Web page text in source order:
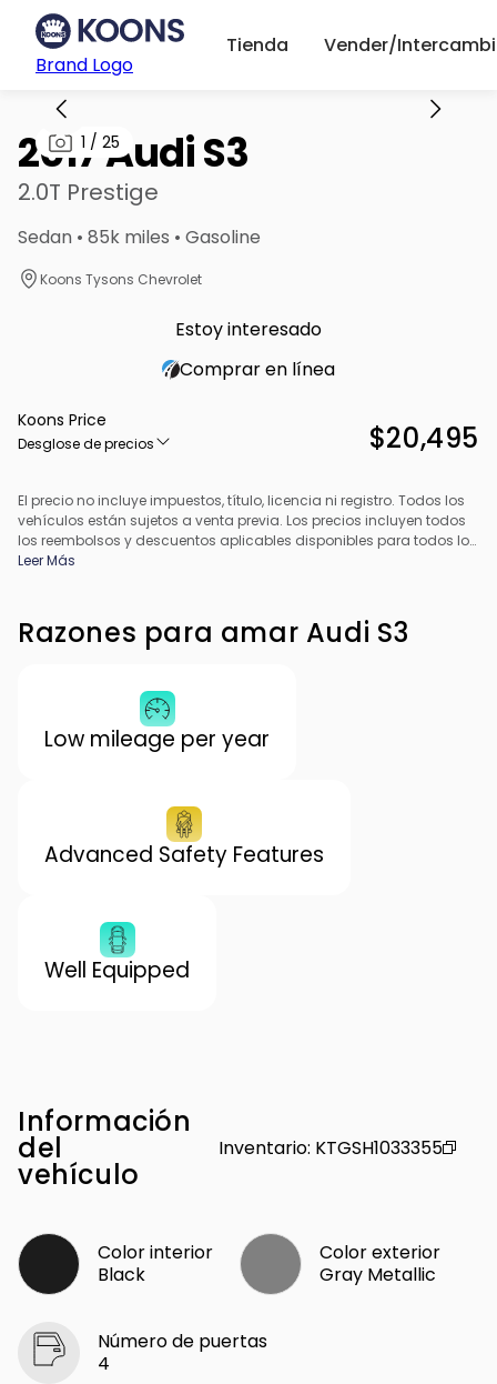
Brand Logo
Tienda Vender/
1 / 25
2017 Audi S3
2.0T Prestige
Sedan • 85k miles • Gasoline
Koons Tysons Chevrolet
Estoy interesado
Comprar en línea
Koons Price
Desglose de precios $20,495
El precio no incluye impuestos, título, licencia ni registro. Todos los
vehículos están sujetos a venta previa. Los precios incluyen todos
los reembolsos y descuentos aplicables disponibles para todos los
consumidores; pueden aplicarse reembolsos adicionales. Es
de procesamiento del concesionario. El precio real del
concesionario puede variar.
Leer Más
Razones para amar Audi S3
Low mileage per year
Advanced Safety Features
Well Equipped
Información
del
vehículo
Inventario: KTGSH1033355
Color interior
Black
Color exterior
Gray Metallic
Número de puertas
4